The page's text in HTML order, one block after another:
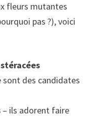
fleurs mutantes
pas ?), voici
des candidates
– ils adorent faire